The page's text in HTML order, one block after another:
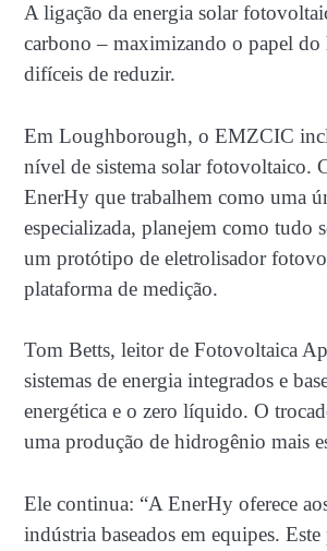
A ligação da energia solar
carbono – maximizando o papel do
difíceis de reduzir.
Em Loughborough, o EMZCIC
nível de sistema solar fotovoltaico.
EnerHy que trabalhem como uma
especializada, planejem como tudo
um protótipo de eletrolisador
plataforma de medição.
Tom Betts, leitor de Fotovoltaica
sistemas de energia integrados e
energética e o zero líquido. O
uma produção de hidrogênio mais
Ele continua: “A EnerHy oferece
indústria baseados em equipes.